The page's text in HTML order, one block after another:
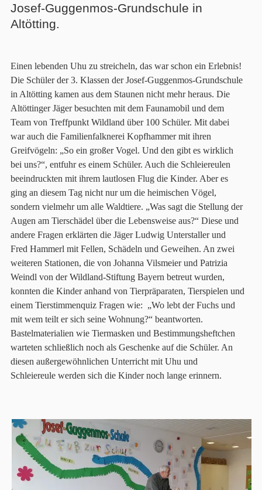
Josef-Guggenmos-Grundschule in
Altötting.
Einen lebenden Uhu zu streicheln, das war schon ein Erlebnis!
Die Schüler der 3. Klassen der Josef-Guggenmos-Grundschule
in Altötting kamen aus dem Staunen nicht mehr heraus. Die
Altöttinger Jäger besuchten mit dem Faunamobil und dem
Team von Treffpunkt Wildland über 100 Schüler. Mit dabei
war auch die Familienfalknerei Kopfhammer mit ihren
Greifvögeln: „So ein großer Vogel. Und den gibt es wirklich
bei uns?“, entfuhr es einem Schüler. Auch die Schleiereulen
beeindruckten mit ihrem lautlosen Flug die Kinder. Aber es
ging an diesem Tag nicht nur um die heimischen Vögel,
sondern vielmehr um alle Waldtiere. „Was sagt die Stellung der
Augen am Tierschädel über die Lebensweise aus?“ Diese und
andere Fragen erklärten die Jäger Ludwig Unterstaller und
Fred Hammerl mit Fellen, Schädeln und Geweihen. An zwei
weiteren Stationen, die von Johanna Vilsmeier und Patrizia
Weindl von der Wildland-Stiftung Bayern betreut wurden,
konnten die Kinder anhand von Tierpräparaten, Tierspielen und
einem Tierstimmenquiz Fragen wie: „Wo lebt der Fuchs und
mit wem teilt er sich seine Wohnung?“ beantworten.
Bastelmaterialien wie Tiermasken und Bestimmungsheftchen
warteten schließlich noch als Geschenke auf die Schüler. An
diesen außergewöhnlichen Unterricht mit Uhu und
Schleiereule werden sich die Kinder noch lange erinnern.